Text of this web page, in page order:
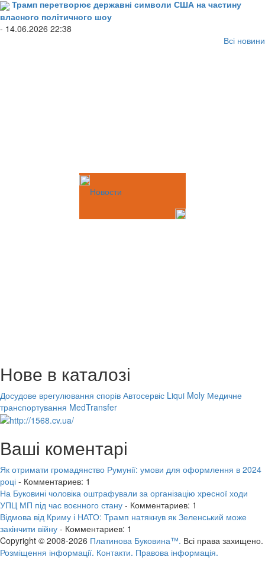
Трамп перетворює державні символи США на частину
власного політичного шоу
- 14.06.2026 22:38
Всі новини
Новости
Нове в каталозі
Досудове врегулювання спорів Автосервіс Liqui Moly Медичне
транспортування MedTransfer
Ваші коментарі
Як отримати громадянство Румунії: умови для оформлення в 2024
році - Комментариев: 1
На Буковині чоловіка оштрафували за організацію хресної ходи
УПЦ МП під час воєнного стану - Комментариев: 1
Відмова від Криму і НАТО: Трамп натякнув як Зеленський може
закінчити війну - Комментариев: 1
Copyright © 2008-2026 Платинова Буковина™. Всі права захищено.
Розміщення інформації. Контакти. Правова інформація.